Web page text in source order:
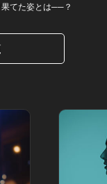
てた姿とは──？